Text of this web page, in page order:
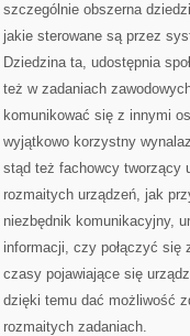
szczególnie obszerna
jakie sterowane są przez
Dziedzina ta, udostępnia
też w zadaniach
komunikować się z innymi
wyjątkowo korzystny
stąd też fachowcy tworzący
rozmaitych urządzeń, jak
niezbędnik komunikacyjny,
informacji, czy połączyć się
czasy pojawiające się
dzięki temu dać możliwość
rozmaitych zadaniach.